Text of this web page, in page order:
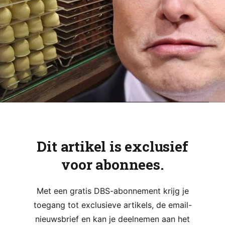
Dit artikel is exclusief
voor abonnees.
Met een gratis DBS-abonnement krijg je
toegang tot exclusieve artikels, de email-
nieuwsbrief en kan je deelnemen aan het